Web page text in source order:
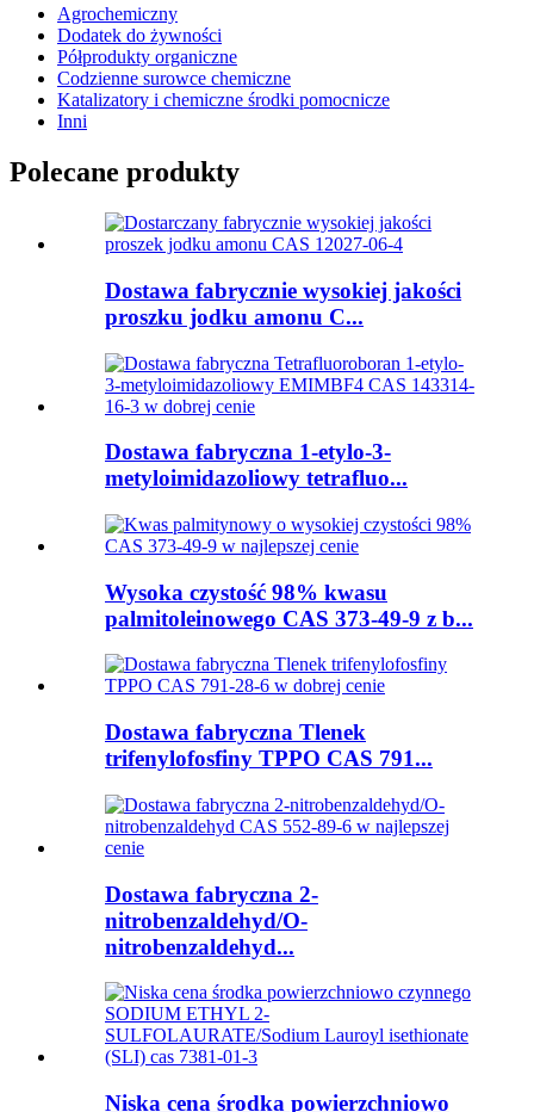
Agrochemiczny
Dodatek do żywności
Półprodukty organiczne
Codzienne surowce chemiczne
Katalizatory i chemiczne środki pomocnicze
Inni
Polecane produkty
Dostawa fabrycznie wysokiej jakości
proszku jodku amonu C...
Dostawa fabryczna 1-etylo-3-
metyloimidazoliowy tetrafluo...
Wysoka czystość 98% kwasu
palmitoleinowego CAS 373-49-9 z b...
Dostawa fabryczna Tlenek
trifenylofosfiny TPPO CAS 791...
Dostawa fabryczna 2-
nitrobenzaldehyd/O-
nitrobenzaldehyd...
Niska cena środka powierzchniowo